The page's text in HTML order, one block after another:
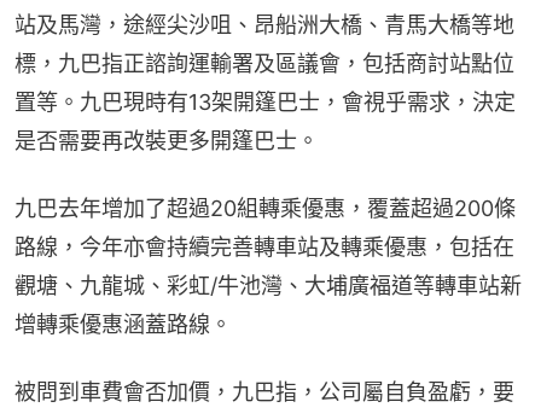
站及馬灣，途經尖沙咀、昂船洲大橋、青馬大橋等地
標，九巴指正諮詢運輸署及區議會，包括商討站點位
置等。九巴現時有13架開篷巴士，會視乎需求，決定
是否需要再改裝更多開篷巴士。
九巴去年增加了超過20組轉乘優惠，覆蓋超過200條
路線，今年亦會持續完善轉車站及轉乘優惠，包括在
觀塘、九龍城、彩虹/牛池灣、大埔廣福道等轉車站新
增轉乘優惠涵蓋路線。
被問到車費會否加價，九巴指，公司屬自負盈虧，要